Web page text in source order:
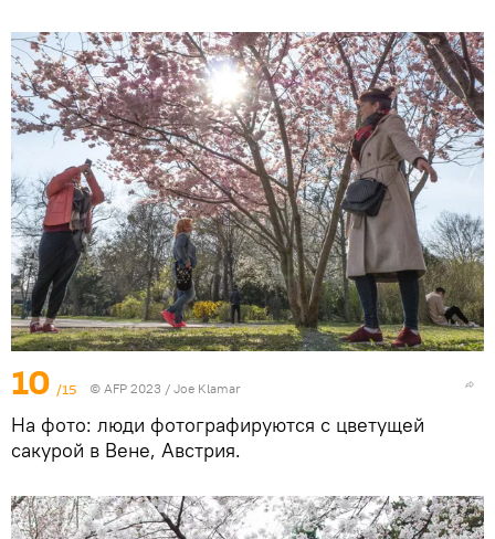
10 /15 © AFP 2023 / Joe Klamar
На фото: люди фотографируются с цветущей
сакурой в Вене, Австрия.